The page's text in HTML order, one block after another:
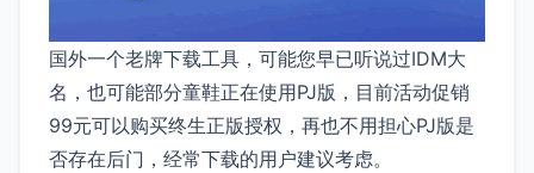
国外一个老牌下载工具，可能您早已听说过IDM大
名，也可能部分童鞋正在使用PJ版，目前活动促销
99元可以购买终生正版授权，再也不用担心PJ版是
否存在后门，经常下载的用户建议考虑。